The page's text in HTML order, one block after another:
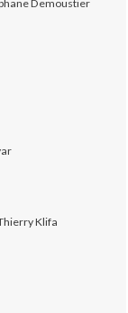
Demoustier
Klifa